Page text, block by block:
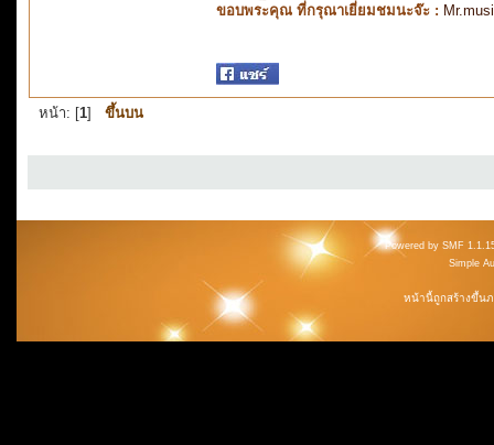
ขอบพระคุณ ที่กรุณาเยี่ยมชมนะจ๊ะ :
หน้า: [1] ขึ้นบน
Powered by SMF
Simple
หน้านี้ถูกสร้างขึ้นภ